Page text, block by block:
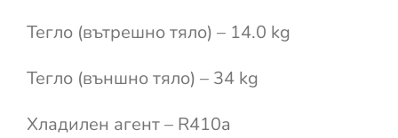
Тегло (вътрешно тяло) – 14.0 kg
Тегло (външно тяло) – 34 kg
Хладилен агент – R410a